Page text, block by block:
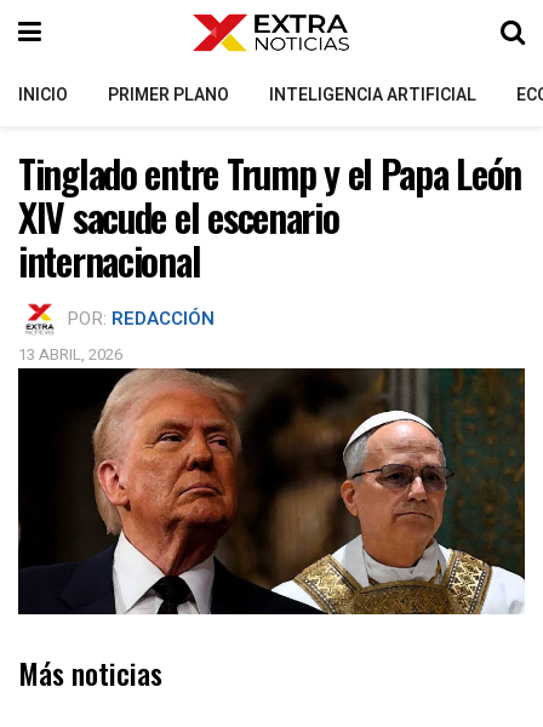
INICIO PRIMER PLANO INTELIGENCIA ARTIFICIAL
Tinglado entre Trump y el Papa León
XIV sacude el escenario
internacional
POR: REDACCIÓN
13 ABRIL, 2026
Más noticias